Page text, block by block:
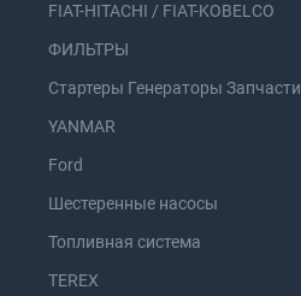
FIAT-HITACHI / FIAT-KOBELCO
ФИЛЬТРЫ
Стартеры Генераторы Запчасти
YANMAR
Ford
Шестеренные насосы
Топливная система
TEREX